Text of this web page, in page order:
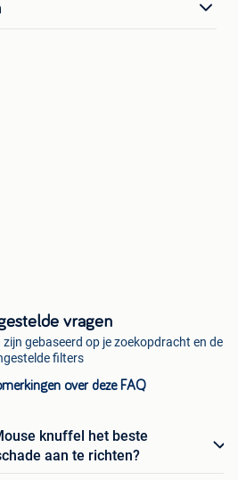
vragen
gebaseerd op je zoekopdracht en de
filters
over deze FAQ
knuffel het beste
aan te richten?